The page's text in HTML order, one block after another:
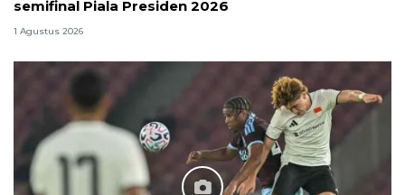
semifinal Piala Presiden 2026
1 Agustus 2026